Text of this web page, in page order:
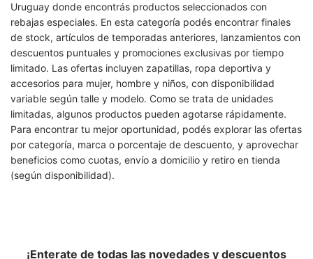
Uruguay donde encontrás productos seleccionados con
rebajas especiales. En esta categoría podés encontrar finales
de stock, artículos de temporadas anteriores, lanzamientos con
descuentos puntuales y promociones exclusivas por tiempo
limitado. Las ofertas incluyen zapatillas, ropa deportiva y
accesorios para mujer, hombre y niños, con disponibilidad
variable según talle y modelo. Como se trata de unidades
limitadas, algunos productos pueden agotarse rápidamente.
Para encontrar tu mejor oportunidad, podés explorar las ofertas
por categoría, marca o porcentaje de descuento, y aprovechar
beneficios como cuotas, envío a domicilio y retiro en tienda
(según disponibilidad).
¡Enterate de todas las novedades y descuentos